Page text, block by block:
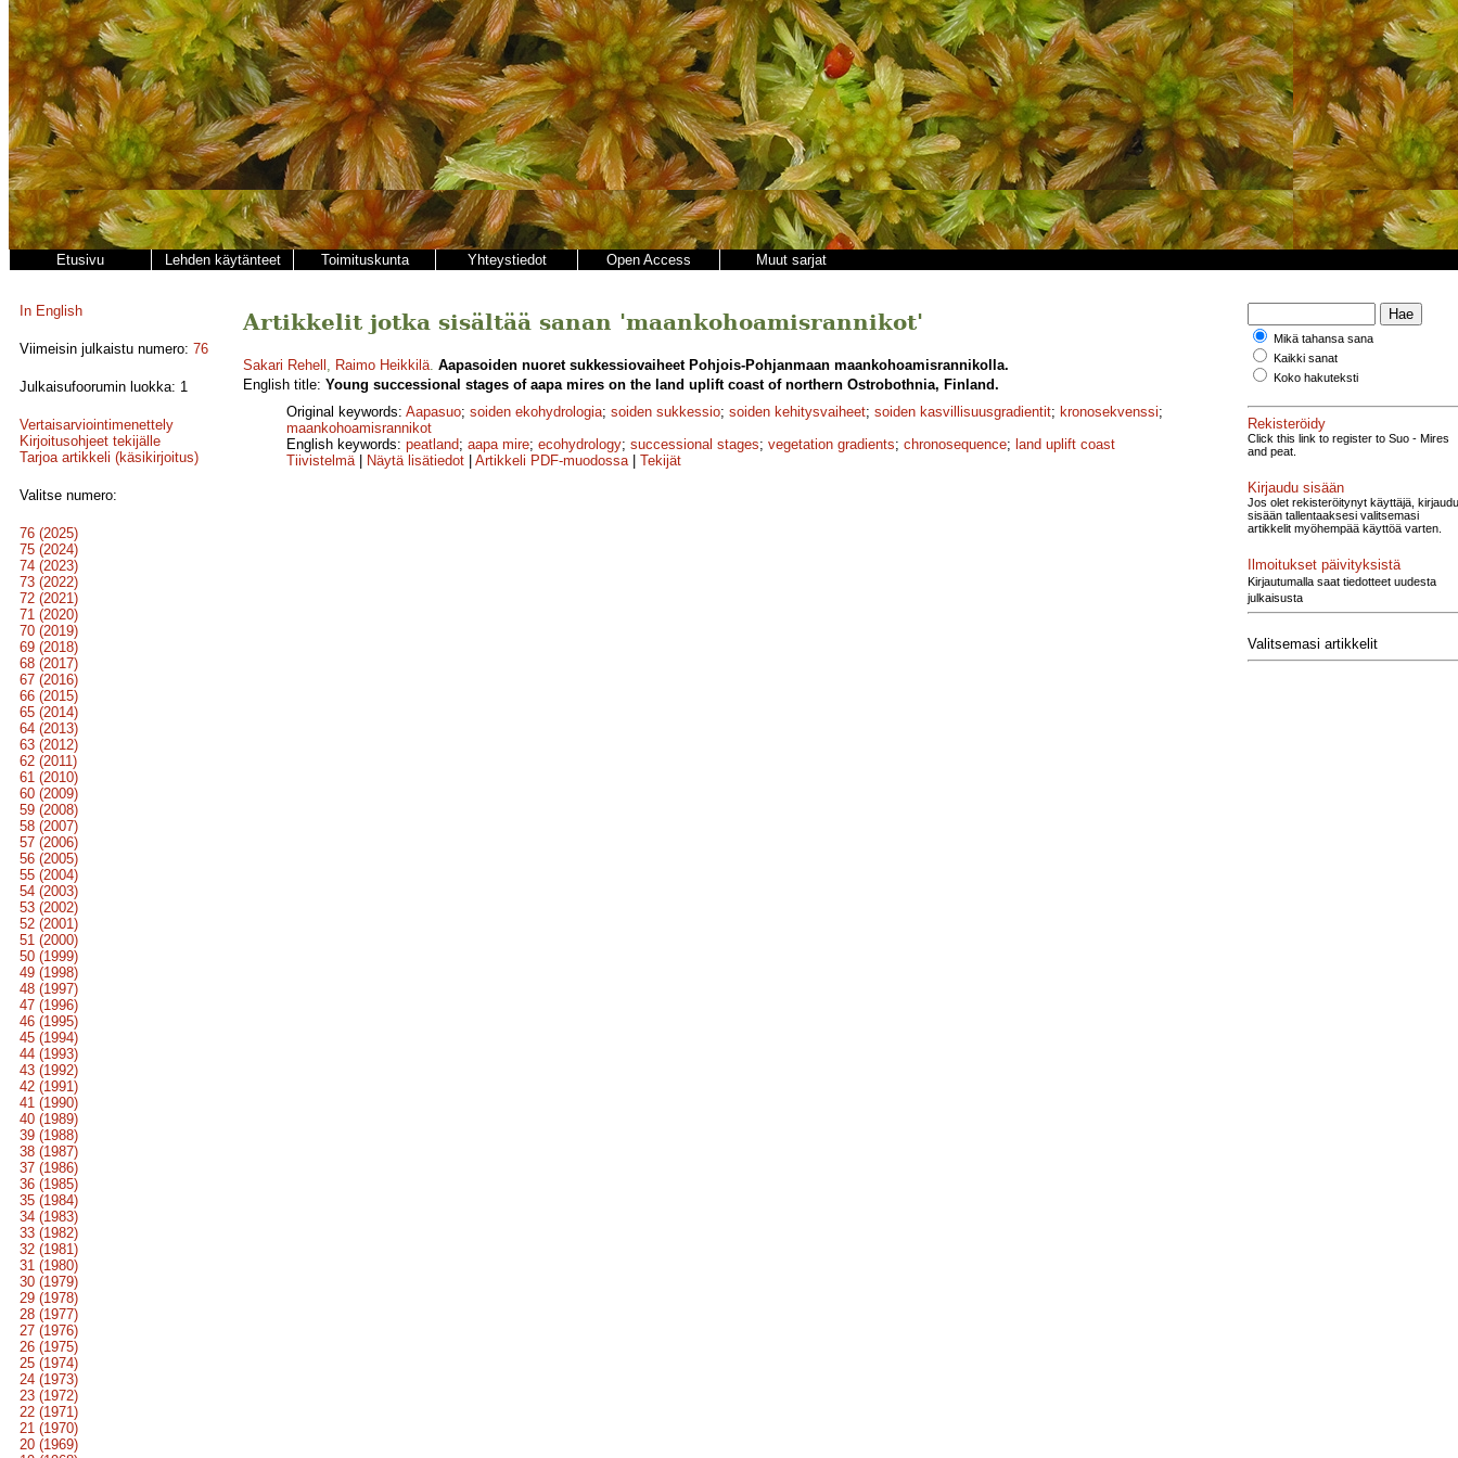
Etusivu Lehden käytänteet Toimituskunta Yhteystiedot Open Access Muut sarjat
In English
Viimeisin julkaistu numero: 76
Julkaisufoorumin luokka: 1
Vertaisarviointimenettely
Kirjoitusohjeet tekijälle
Tarjoa artikkeli (käsikirjoitus)
Valitse numero:
76 (2025)
75 (2024)
74 (2023)
73 (2022)
72 (2021)
71 (2020)
70 (2019)
69 (2018)
68 (2017)
67 (2016)
66 (2015)
65 (2014)
64 (2013)
63 (2012)
62 (2011)
61 (2010)
60 (2009)
59 (2008)
58 (2007)
57 (2006)
56 (2005)
55 (2004)
54 (2003)
53 (2002)
52 (2001)
51 (2000)
50 (1999)
49 (1998)
48 (1997)
47 (1996)
46 (1995)
45 (1994)
44 (1993)
43 (1992)
42 (1991)
41 (1990)
40 (1989)
39 (1988)
38 (1987)
37 (1986)
36 (1985)
35 (1984)
34 (1983)
33 (1982)
32 (1981)
31 (1980)
30 (1979)
29 (1978)
28 (1977)
27 (1976)
26 (1975)
25 (1974)
24 (1973)
23 (1972)
22 (1971)
21 (1970)
20 (1969)
Artikkelit jotka sisältää sanan 'maankohoamisrannikot'
Sakari Rehell , Raimo Heikkilä. Aapasoiden nuoret sukkessiovaiheet Pohjois-Pohjanmaan maankohoamisrannikolla.
English title: Young successional stages of aapa mires on the land uplift coast of northern Ostrobothnia, Finland.
Original keywords: Aapasuo; soiden ekohydrologia; soiden sukkessio; soiden kehitysvaiheet; soiden kasvillisuusgradientit; kronosekvenssi;
maankohoamisrannikot
English keywords: peatland; aapa mire; ecohydrology; successional stages; vegetation gradients; chronosequence; land uplift coast
Tiivistelmä| Näytä lisätiedot Artikkeli PDF-muodossa| Tekijät
Mikä tahansa sana
Kaikki sanat
Koko hakuteksti
Rekisteröidy
Click this link to register to Suo - Mires
and peat.
Kirjaudu sisään
Jos olet rekisteröitynyt käyttäjä, kirjaudu
sisään tallentaaksesi valitsemasi
artikkelit myöhempää käyttöä varten.
Ilmoitukset päivityksistä
Kirjautumalla saat tiedotteet uudesta
julkaisusta
Valitsemasi artikkelit